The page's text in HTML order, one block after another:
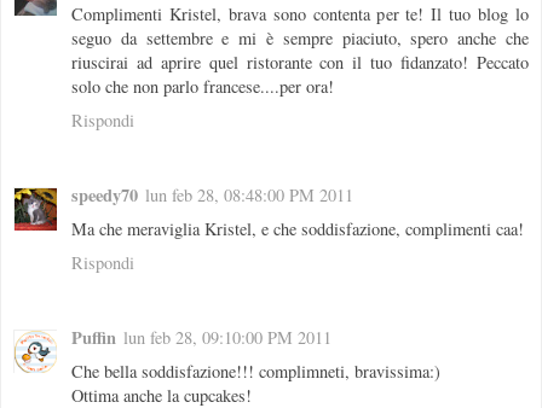
Complimenti Kristel, brava sono contenta per te! Il tuo blog lo
seguo da settembre e mi è sempre piaciuto, spero anche che
riuscirai ad aprire quel ristorante con il tuo fidanzato! Peccato
solo che non parlo francese....per ora!
Rispondi
speedy70 lun feb 28, 08:48:00 PM 2011
Ma che meraviglia Kristel, e che soddisfazione, complimenti caa!
Rispondi
Puffin lun feb 28, 09:10:00 PM 2011
Che bella soddisfazione!!! complimneti, bravissima:)
Ottima anche la cupcakes!